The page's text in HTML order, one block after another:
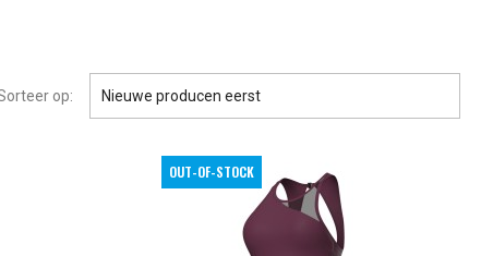
op: Nieuwe producen eerst
OUT-OF-STOCK